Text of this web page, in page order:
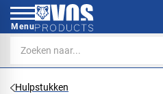
Menu
Hulpstukken